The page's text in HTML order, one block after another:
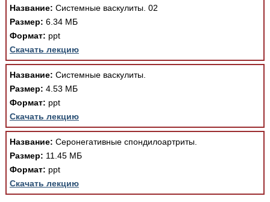
Название: Системные васкулиты. 02
Размер: 6.34 МБ
Формат: ppt
Скачать лекцию
Название: Системные васкулиты.
Размер: 4.53 МБ
Формат: ppt
Скачать лекцию
Название: Серонегативные спондилоартриты.
Размер: 11.45 МБ
Формат: ppt
Скачать лекцию